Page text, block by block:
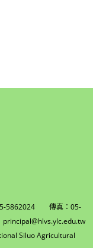
5862024 傳真：05-
Siluo Agricultural